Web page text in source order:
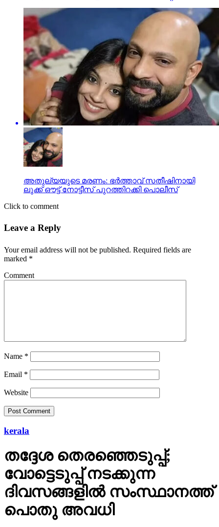
അതുല്യയുടെ മരണം: ഭര്‍ത്താവ് സതീഷിനായി
ലുക്ക് ഔട്ട് നോട്ടീസ് പുറത്തിറക്കി പൊലീസ്
Click to comment
Leave a Reply
Your email address will not be published. Required fields are
marked *
Comment
Name *
Email *
Website
kerala
തദ്ദേശ തെരഞ്ഞെടുപ്പ്;
വോട്ടെടുപ്പ് നടക്കുന്ന
ദിവസങ്ങളില്‍ സംസ്ഥാനത്ത്
പൊതു അവധി